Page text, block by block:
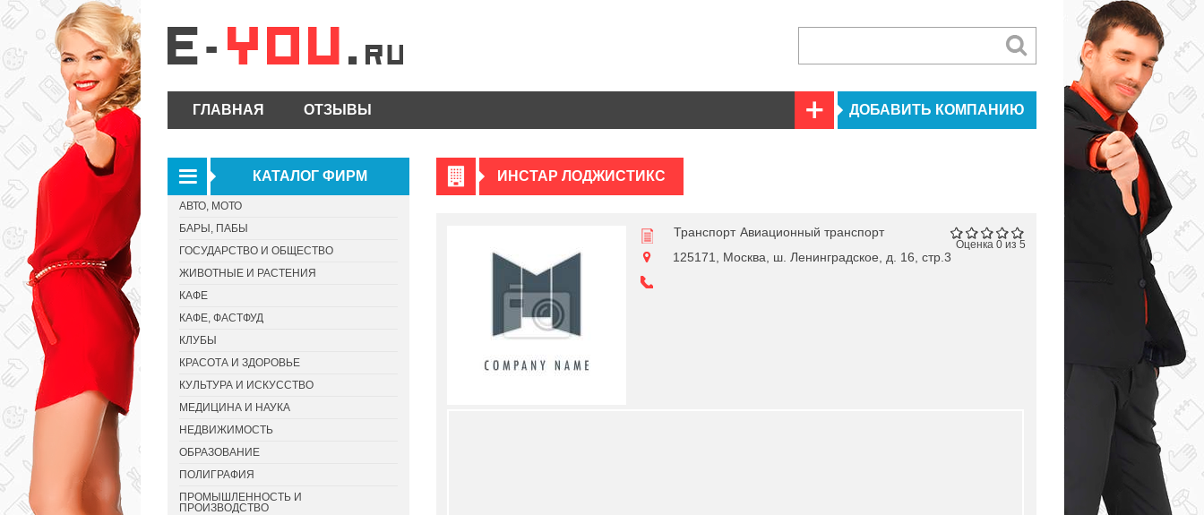
ГЛАВНАЯ ОТЗЫВЫ ДОБАВИТЬ КОМПАНИЮ
ИНСТАР ЛОДЖИСТИКС
Оценка 0 из 5
Транспорт Авиационный транспорт
125171, Москва, ш. Ленинградское, д. 16, стр.3
КАТАЛОГ ФИРМ
АВТО, МОТО
БАРЫ, ПАБЫ
ГОСУДАРСТВО И ОБЩЕСТВО
ЖИВОТНЫЕ И РАСТЕНИЯ
КАФЕ
КАФЕ, ФАСТФУД
КЛУБЫ
КРАСОТА И ЗДОРОВЬЕ
КУЛЬТУРА И ИСКУССТВО
МЕДИЦИНА И НАУКА
НЕДВИЖИМОСТЬ
ОБРАЗОВАНИЕ
ПОЛИГРАФИЯ
ПРОМЫШЛЕННОСТЬ И
ПРОИЗВОДСТВО